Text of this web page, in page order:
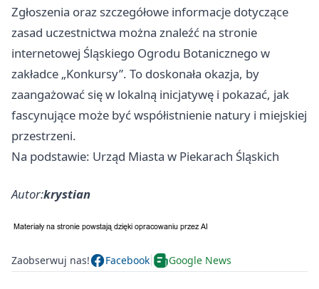
Zgłoszenia oraz szczegółowe informacje dotyczące
zasad uczestnictwa można znaleźć na stronie
internetowej Śląskiego Ogrodu Botanicznego w
zakładce „Konkursy”. To doskonała okazja, by
zaangażować się w lokalną inicjatywę i pokazać, jak
fascynujące może być współistnienie natury i miejskiej
przestrzeni.
Na podstawie: Urząd Miasta w Piekarach Śląskich
Autor:krystian
Zaobserwuj nas! Facebook Google News